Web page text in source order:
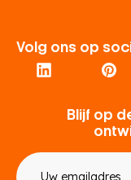
Volg ons op
Blijf op